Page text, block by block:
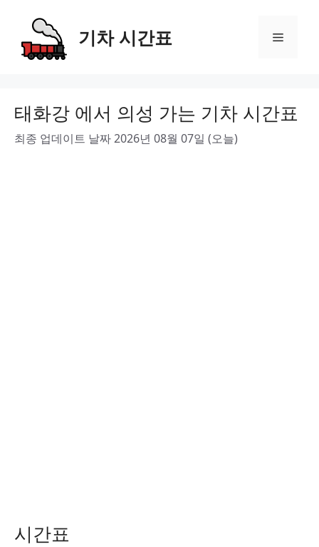
content
기차 시간표 Menu
태화강 에서 의성 가는 기차 시간표
최종 업데이트 날짜 2026년 08월 07일 (오늘)
시간표